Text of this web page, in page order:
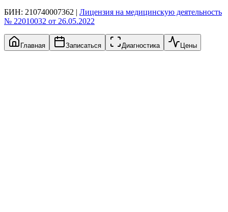
БИН: 210740007362 | Лицензия на медицинскую деятельность
№ 22010032 от 26.05.2022
Главная Записаться Диагностика Цены